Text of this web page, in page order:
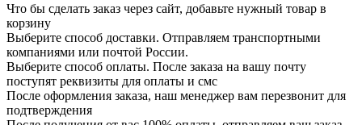
Что бы сделать заказ через сайт, добавьте нужный товар в
корзину
Выберите способ доставки. Отправляем транспортными
компаниями или почтой России.
Выберите способ оплаты. После заказа на вашу почту
поступят реквизиты для оплаты и смс
После оформления заказа, наш менеджер вам перезвонит для
подтверждения